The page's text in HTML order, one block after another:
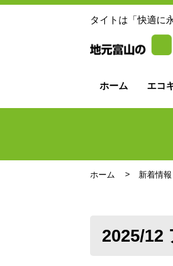
タイトは「快適に
ホーム エコ
ホーム 新着情報
2025/12